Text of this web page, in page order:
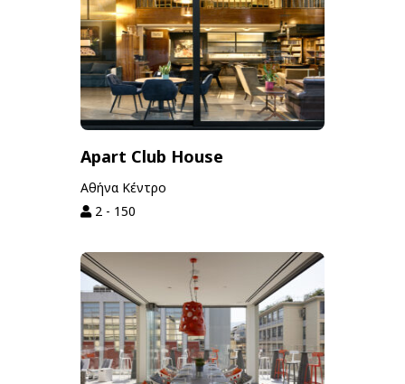
Apart Club House
Αθήνα Κέντρο
2 - 150